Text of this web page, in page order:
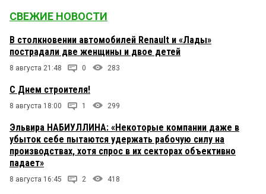
СВЕЖИЕ НОВОСТИ
В столкновении автомобилей Renault и «Лады»
пострадали две женщины и двое детей
8 августа 21:48 0 283
С Днем строителя!
8 августа 18:00 1 299
Эльвира НАБИУЛЛИНА: «Некоторые компании даже в
убыток себе пытаются удержать рабочую силу на
производствах, хотя спрос в их секторах объективно
падает»
8 августа 16:45 2 418